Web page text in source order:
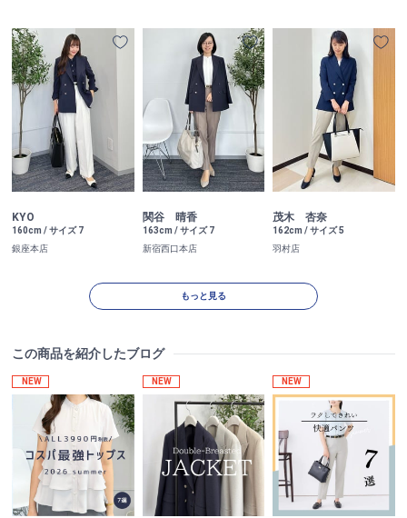
KYO
160cm / サイズ 7
銀座本店
関谷 晴香
163cm / サイズ 7
新宿西口本店
茂木 杏奈
162cm / サイズ 5
羽村店
もっと見る
この商品を紹介したブログ
NEW NEW NEW